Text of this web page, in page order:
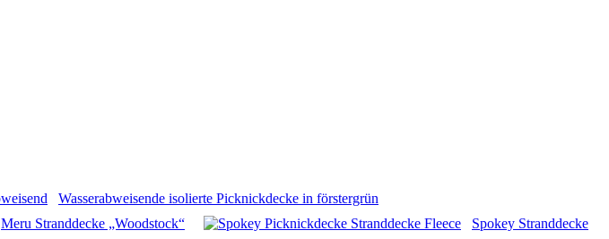
Wasserabweisende isolierte Picknickdecke in förstergrün
Meru Stranddecke „Woodstock“
Spokey Stranddecke